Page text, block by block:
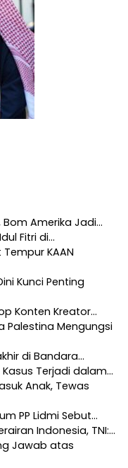
Bom Amerika Jadi…
Fitri di…
KAAN
Kunci Penting
Konten Kreator…
Palestina Mengungsi
di Bandara…
Kasus Terjadi dalam…
Anak, Tewas
PP Lidmi Sebut…
Indonesia, TNI:…
Jawab atas